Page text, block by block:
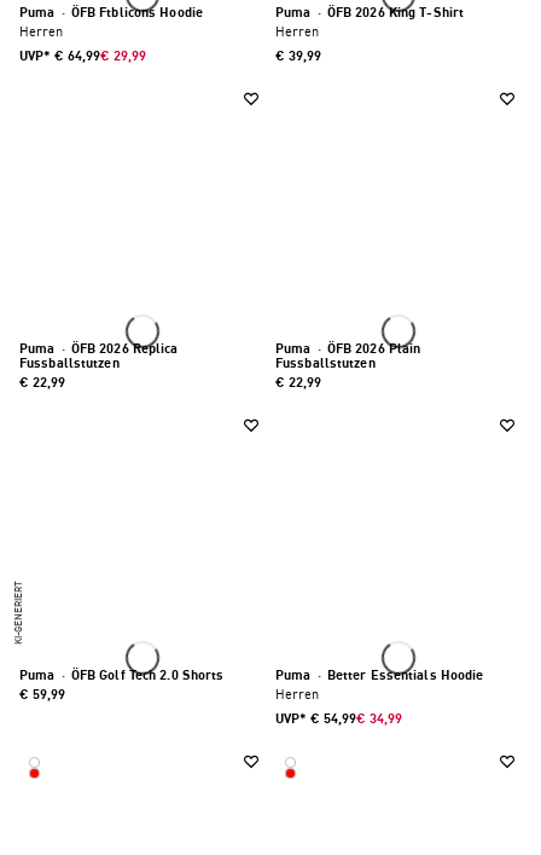
Puma · ÖFB Ftblicons Hoodie
Herren
UVP* € 64,99€ 29,99
Puma · ÖFB 2026 King T-Shirt
Herren
€ 39,99
Puma · ÖFB 2026 Replica
Fussballstutzen
€ 22,99
Puma · ÖFB 2026 Plain
Fussballstutzen
€ 22,99
KI-GENERIERT
Puma · ÖFB Golf Tech 2.0 Shorts
€ 59,99
Puma · Better Essentials Hoodie
Herren
UVP* € 54,99€ 34,99